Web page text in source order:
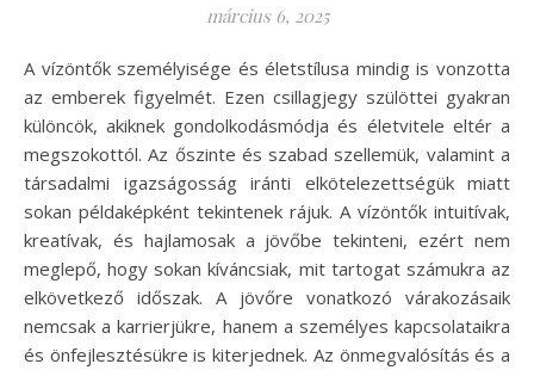
március 6, 2025
A vízöntők személyisége és életstílusa mindig is vonzotta
az emberek figyelmét. Ezen csillagjegy szülöttei gyakran
különcök, akiknek gondolkodásmódja és életvitele eltér a
megszokottól. Az őszinte és szabad szellemük, valamint a
társadalmi igazságosság iránti elkötelezettségük miatt
sokan példaképként tekintenek rájuk. A vízöntők intuitívak,
kreatívak, és hajlamosak a jövőbe tekinteni, ezért nem
meglepő, hogy sokan kíváncsiak, mit tartogat számukra az
elkövetkező időszak. A jövőre vonatkozó várakozásaik
nemcsak a karrierjükre, hanem a személyes kapcsolataikra
és önfejlesztésükre is kiterjednek. Az önmegvalósítás és a